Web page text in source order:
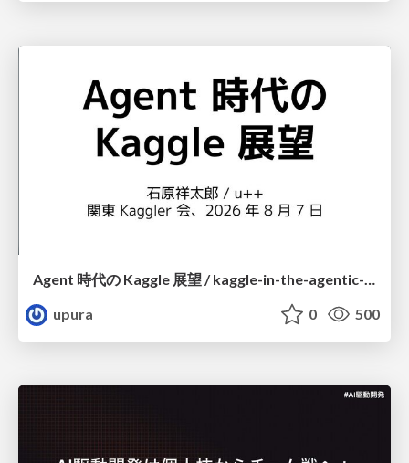
Agent 時代の Kaggle 展望 / kaggle-in-the-agentic-era
upura
0 500